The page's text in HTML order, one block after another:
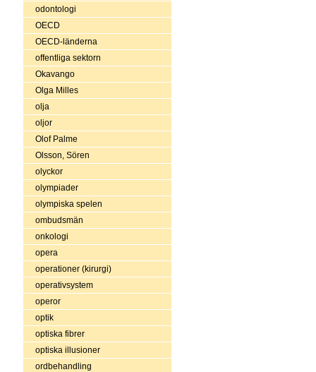
odontologi
OECD
OECD-länderna
offentliga sektorn
Okavango
Olga Milles
olja
oljor
Olof Palme
Olsson, Sören
olyckor
olympiader
olympiska spelen
ombudsmän
onkologi
opera
operationer (kirurgi)
operativsystem
operor
optik
optiska fibrer
optiska illusioner
ordbehandling